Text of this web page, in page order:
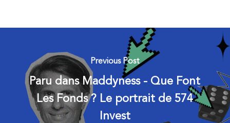
Previous Post
Paru dans Maddyness - Que Font
Les Fonds ? Le portrait de 574
Invest